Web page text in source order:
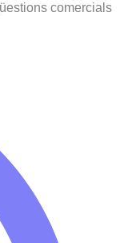
comercials